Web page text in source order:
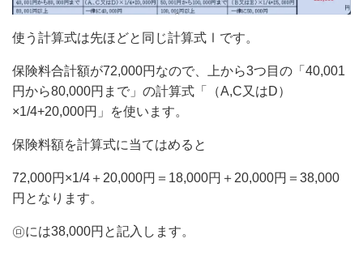
使う計算式は先ほどと同じ計算式Ⅰです。
保険料合計額が72,000円なので、上から3つ目の「40,001
円から80,000円まで」の計算式「（A,C又はD）
×1/4+20,000円」を使います。
保険料額を計算式に当てはめると
72,000円×1/4＋20,000円＝18,000円＋20,000円＝38,000
円となります。
㋺には38,000円と記入します。